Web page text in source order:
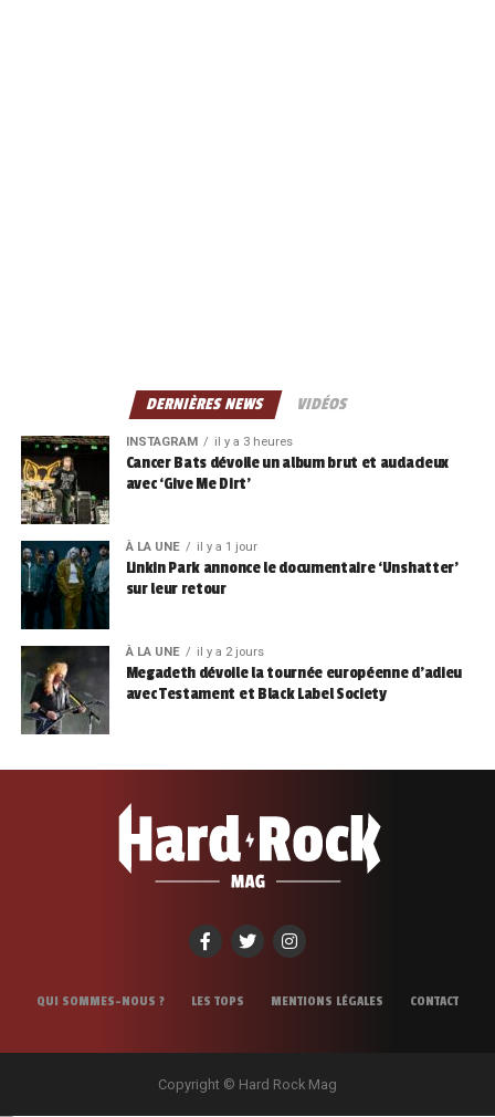
DERNIÈRES NEWS VIDÉOS
INSTAGRAM il y a 3 heures
Cancer Bats dévoile un album brut et audacieux
avec ‘Give Me Dirt’
À LA UNE il y a 1 jour
Linkin Park annonce le documentaire ‘Unshatter’
sur leur retour
À LA UNE il y a 2 jours
Megadeth dévoile la tournée européenne d’adieu
avec Testament et Black Label Society
QUI SOMMES-NOUS ? LES TOPS MENTIONS LÉGALES CONTACT
Copyright © Hard Rock Mag